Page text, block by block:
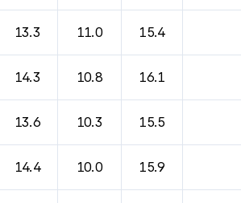
13.3 11.0 15.4
14.3 10.8 16.1
13.6 10.3 15.5
14.4 10.0 15.9